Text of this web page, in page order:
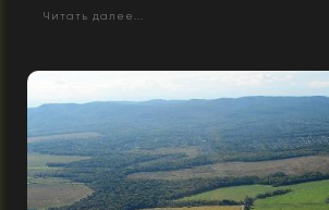
Читать далее...